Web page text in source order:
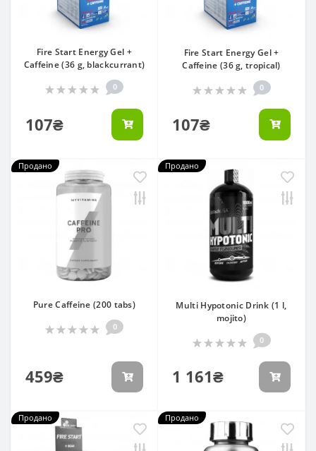
Fire Start Energy Gel +
Caffeine (36 g, blackcurrant)
0
107₴
Fire Start Energy Gel +
Caffeine (36 g, tropical)
0
107₴
Продано
Pure Caffeine (200 tabs)
0
459₴
Продано
Multi Hypotonic Drink (1 l,
mojito)
0
1 161₴
Продано Продано